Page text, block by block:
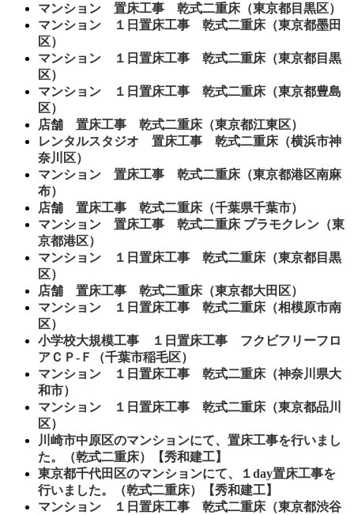
マンション 置床工事 乾式二重床（東京都目黒区）
マンション １日置床工事 乾式二重床（東京都墨田
区）
マンション １日置床工事 乾式二重床（東京都目黒
区）
マンション １日置床工事 乾式二重床（東京都豊島
区）
店舗 置床工事 乾式二重床（東京都江東区）
レンタルスタジオ 置床工事 乾式二重床（横浜市神
奈川区）
マンション 置床工事 乾式二重床（東京都港区南麻
布）
店舗 置床工事 乾式二重床（千葉県千葉市）
マンション 置床工事 乾式二重床 プラモクレン（東
京都港区）
マンション １日置床工事 乾式二重床（東京都目黒
区）
店舗 置床工事 乾式二重床（東京都大田区）
マンション １日置床工事 乾式二重床（相模原市南
区）
小学校大規模工事 １日置床工事 フクビフリーフロ
アＣＰ-Ｆ（千葉市稲毛区）
マンション １日置床工事 乾式二重床（神奈川県大
和市）
マンション １日置床工事 乾式二重床（東京都品川
区）
川崎市中原区のマンションにて、置床工事を行いまし
た。（乾式二重床）【秀和建工】
東京都千代田区のマンションにて、１day置床工事を
行いました。（乾式二重床）【秀和建工】
マンション １日置床工事 乾式二重床（東京都渋谷